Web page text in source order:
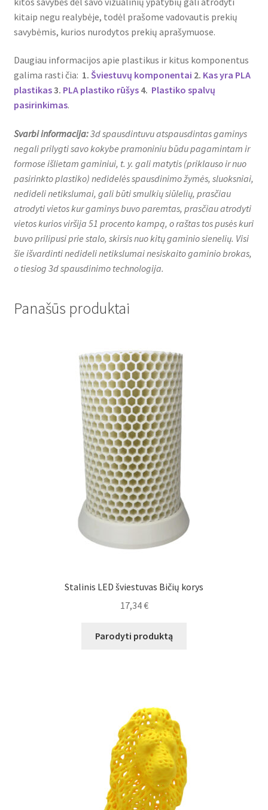
kitaip negu realybėje, todėl prašome vadovautis prekių
savybėmis, kurios nurodytos prekių aprašymuose.
Daugiau informacijos apie plastikus ir kitus komponentus
galima rasti čia: 1. Šviestuvų komponentai 2. Kas yra PLA
plastikas3. PLA plastiko rūšys4. Plastiko spalvų
pasirinkimas.
Svarbi informacija:3d spausdintuvu atspausdintas gaminys
negali prilygti savo kokybe pramoniniu būdu pagamintam ir
formose išlietam gaminiui, t. y. gali matytis (priklauso ir nuo
pasirinkto plastiko) nedidelės spausdinimo žymės, sluoksniai,
nedideli netikslumai, gali būti smulkių siūlelių, prasčiau
atrodyti vietos kur gaminys buvo paremtas, prasčiau atrodyti
vietos kurios viršija 51 procento kampą, o raštas tos pusės kuri
buvo prilipusi prie stalo, skirsis nuo kitų gaminio sienelių. Visi
šie išvardinti nedideli netikslumai nesiskaito gaminio brokas,
o tiesiog 3d spausdinimo technologija.
Panašūs produktai
Stalinis LED šviestuvas Bičių korys
17,34€
Parodyti produktą